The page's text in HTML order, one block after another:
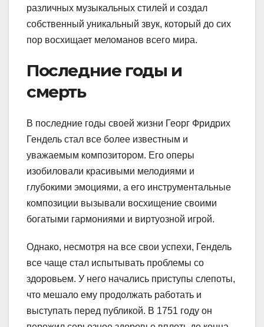
различных музыкальных стилей и создал
собственный уникальный звук, который до сих
пор восхищает меломанов всего мира.
Последние годы и
смерть
В последние годы своей жизни Георг Фридрих
Гендель стал все более известным и
уважаемым композитором. Его оперы
изобиловали красивыми мелодиями и
глубокими эмоциями, а его инструментальные
композиции вызывали восхищение своими
богатыми гармониями и виртуозной игрой.
Однако, несмотря на все свои успехи, Гендель
все чаще стал испытывать проблемы со
здоровьем. У него начались приступы слепоты,
что мешало ему продолжать работать и
выступать перед публикой. В 1751 году он